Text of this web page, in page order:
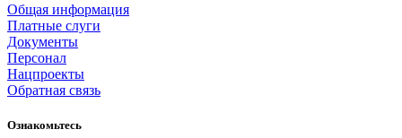
Общая информация
Платные слуги
Документы
Персонал
Нацпроекты
Обратная связь
Ознакомьтесь